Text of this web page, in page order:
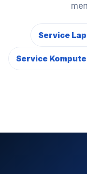
Service
Service